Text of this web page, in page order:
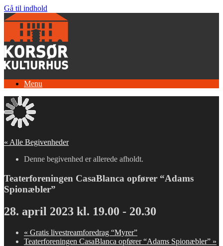
Gå til indhold
Menu
« Alle Begivenheder
Denne begivenhed er allerede afholdt.
Teaterforeningen CasaBlanca opfører “Adams
Spionæbler”
28. april 2023 kl. 19.00 - 20.30
« Gratis livestreamforedrag “Myrer”
Teaterforeningen CasaBlanca opfører “Adams Spionæbler” »